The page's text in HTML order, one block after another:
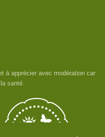
à apprécier avec modération car
santé.